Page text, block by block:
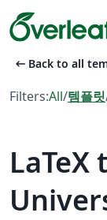
arrow_left_alt Back to all
Filters:All/템플릿